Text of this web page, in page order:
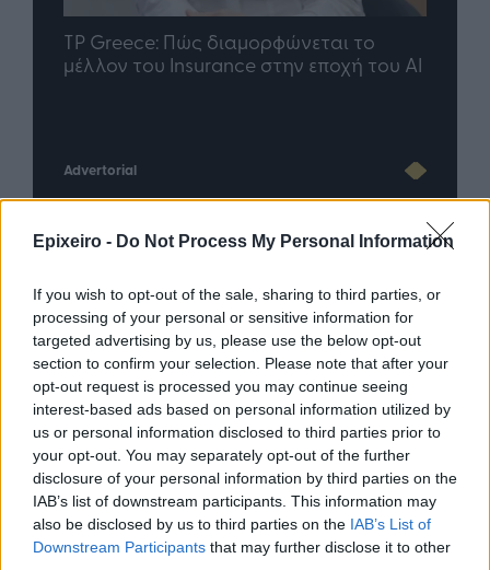
Epixeiro - Do Not Process My Personal Information
If you wish to opt-out of the sale, sharing to third parties, or
processing of your personal or sensitive information for
targeted advertising by us, please use the below opt-out
section to confirm your selection. Please note that after your
opt-out request is processed you may continue seeing
interest-based ads based on personal information utilized by
us or personal information disclosed to third parties prior to
your opt-out. You may separately opt-out of the further
disclosure of your personal information by third parties on the
IAB’s list of downstream participants. This information may
also be disclosed by us to third parties on the IAB’s List of
Downstream Participants that may further disclose it to other
TP Greece: Πώς διαμορφώνεται το
μέλλον του Insurance στην εποχή του AI
Advertorial
Περισσότερα από το
Το καλοκαίρι ανεβάζει τον
λογαριασμό για τους Έλληνες
καταναλωτές
07/08/26|17:17
Άνοδος στη χρήση chatbots για
ειδήσεις – Σε χαμηλό δεκαετίας η
εμπιστοσύνη στα μέσα